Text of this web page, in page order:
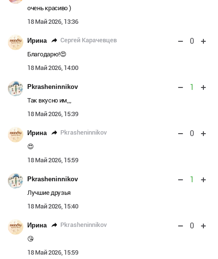
очень красиво )
18 Май 2026, 13:36
Ирина Сергей Карачевцев 0
Благодарю!😍
18 Май 2026, 14:00
Pkrasheninnikov 1
Так вкусно им,,,
18 Май 2026, 15:39
Ирина Pkrasheninnikov 0
😍
18 Май 2026, 15:59
Pkrasheninnikov 1
Лучшие друзья
18 Май 2026, 15:40
Ирина Pkrasheninnikov 0
😘
18 Май 2026, 15:59